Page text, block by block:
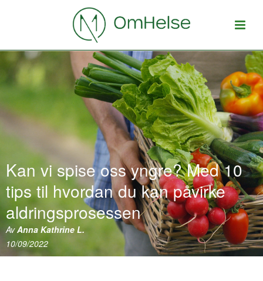
Kan vi spise oss yngre? Med 10
tips til hvordan du kan påvirke
aldringsprosessen
AvAnna Kathrine L.
10/09/2022